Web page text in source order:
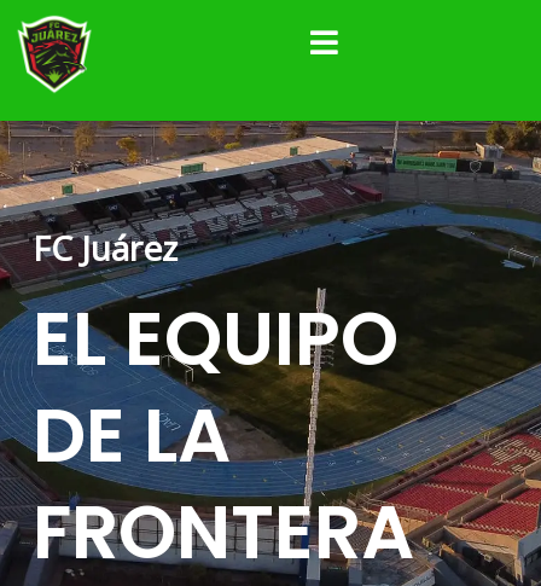
contenido
FC Juárez
ELEQUIPO
DE LA
FRONTERA